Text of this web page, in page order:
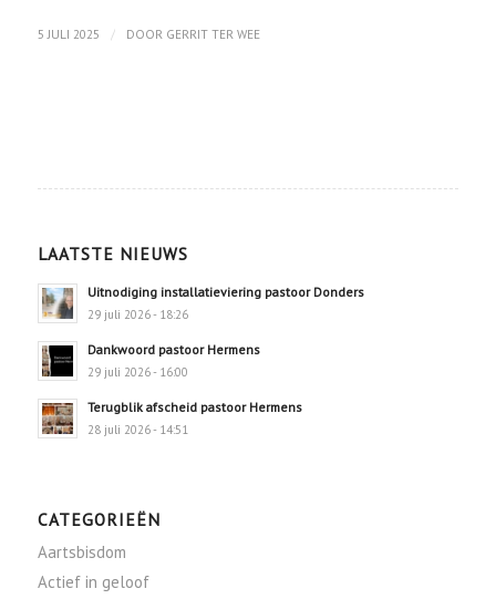
5 JULI 2025 / DOOR GERRIT TER WEE
LAATSTE NIEUWS
Uitnodiging installatieviering pastoor Donders
29 juli 2026 - 18:26
Dankwoord pastoor Hermens
29 juli 2026 - 16:00
Terugblik afscheid pastoor Hermens
28 juli 2026 - 14:51
CATEGORIEËN
Aartsbisdom
Actief in geloof